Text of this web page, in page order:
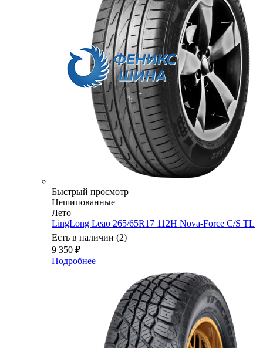
Быстрый просмотр
Нешипованные
Лето
LingLong Leao 265/65R17 112H Nova-Force C/S TL
Есть в наличии (2)
9 350 ₽
Подробнее